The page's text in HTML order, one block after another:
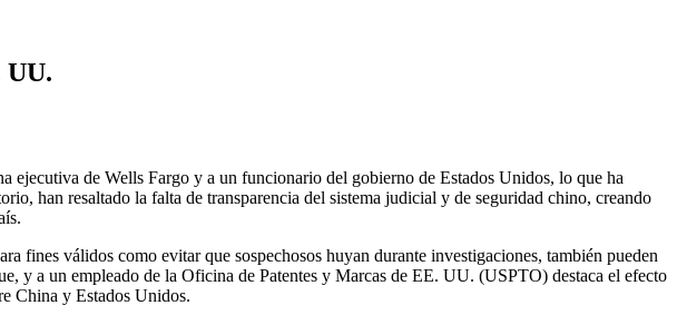
UU.
ejecutiva de Wells Fargo y a un funcionario del gobierno de Estados Unidos, lo que ha
han resaltado la falta de transparencia del sistema judicial y de seguridad chino, creando
fines válidos como evitar que sospechosos huyan durante investigaciones, también pueden
y a un empleado de la Oficina de Patentes y Marcas de EE. UU. (USPTO) destaca el efecto
China y Estados Unidos.